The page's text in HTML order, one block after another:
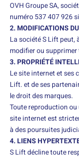
OVH Groupe SA,
numéro 537 407 926
2. MODIFICATIONS
La société S Lift peut,
modifier ou
3. PROPRIÉTÉ
Le site internet et ses
Lift. et de ses
le droit des marques.
Toute reproduction
site internet est
à des poursuites
4. LIENS
S Lift décline toute